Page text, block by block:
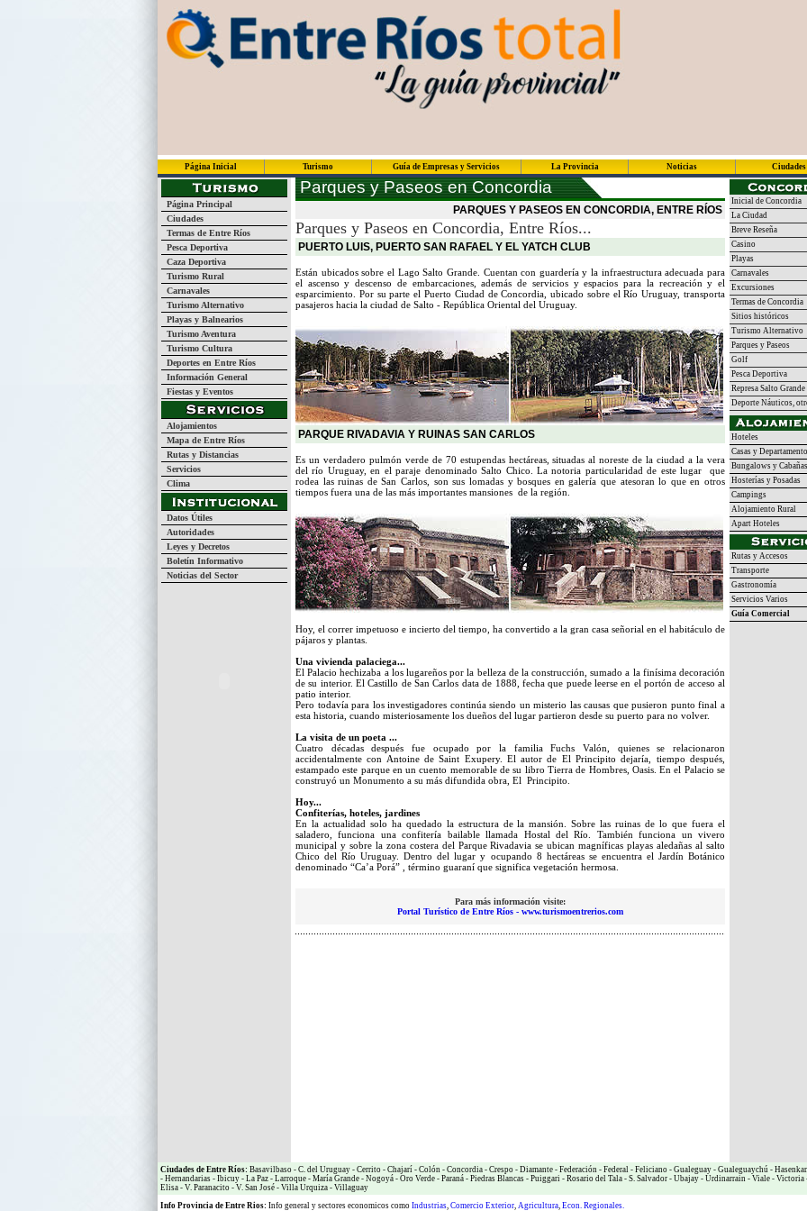
Página Inicial Turismo Guía de Empresas y Servicios La Provincia Noticias Ciudades
Página Principal
Ciudades
Termas de Entre Ríos
Pesca Deportiva
Caza Deportiva
Turismo Rural
Carnavales
Turismo Alternativo
Playas y Balnearios
Turismo Aventura
Turismo Cultura
Deportes en Entre Ríos
Información General
Fiestas y Eventos
Alojamientos
Mapa de Entre Ríos
Rutas y Distancias
Servicios
Clima
Datos Útiles
Autoridades
Leyes y Decretos
Boletín Informativo
Noticias del Sector
Parques y Paseos en Concordia
PARQUES Y PASEOS EN CONCORDIA, ENTRE RÍOS
Parques y Paseos en Concordia, Entre Ríos...
PUERTO LUIS, PUERTO SAN RAFAEL Y EL YATCH CLUB
Están ubicados sobre el Lago Salto Grande. Cuentan con guardería y la infraestructura adecuada para
el ascenso y descenso de embarcaciones, además de servicios y espacios para la recreación y el
esparcimiento. Por su parte el Puerto Ciudad de Concordia, ubicado sobre el Río Uruguay, transporta
pasajeros hacia la ciudad de Salto - República Oriental del Uruguay.
PARQUE RIVADAVIA Y RUINAS SAN CARLOS
Es un verdadero pulmón verde de 70 estupendas hectáreas, situadas al noreste de la ciudad a la vera
del río Uruguay, en el paraje denominado Salto Chico. La notoria particularidad de este lugar que
rodea las ruinas de San Carlos, son sus lomadas y bosques en galería que atesoran lo que en otros
tiempos fuera una de las más importantes mansiones de la región.
Hoy, el correr impetuoso e incierto del tiempo, ha convertido a la gran casa señorial en el habitáculo de
pájaros y plantas.
Una vivienda palaciega...
El Palacio hechizaba a los lugareños por la belleza de la construcción, sumado a la finísima decoración
de su interior. El Castillo de San Carlos data de 1888, fecha que puede leerse en el portón de acceso al
patio interior.
Pero todavía para los investigadores continúa siendo un misterio las causas que pusieron punto final a
esta historia, cuando misteriosamente los dueños del lugar partieron desde su puerto para no volver.
La visita de un poeta ...
Cuatro décadas después fue ocupado por la familia Fuchs Valón, quienes se relacionaron
accidentalmente con Antoine de Saint Exupery. El autor de El Principito dejaría, tiempo después,
estampado este parque en un cuento memorable de su libro Tierra de Hombres, Oasis. En el Palacio se
construyó un Monumento a su más difundida obra, El Principito.
Hoy...
Confiterías, hoteles, jardines
En la actualidad solo ha quedado la estructura de la mansión. Sobre las ruinas de lo que fuera el
saladero, funciona una confitería bailable llamada Hostal del Río. También funciona un vivero
municipal y sobre la zona costera del Parque Rivadavia se ubican magníficas playas aledañas al salto
Chico del Río Uruguay. Dentro del lugar y ocupando 8 hectáreas se encuentra el Jardín Botánico
denominado “Ca’a Porá” , término guaraní que significa vegetación hermosa.
Para más información visite:
Portal Turístico de Entre Ríos - www.turismoentrerios.com
Inicial de Concordia
La Ciudad
Breve Reseña
Casino
Playas
Carnavales
Excursiones
Termas de Concordia
Sitios históricos
Turismo Alternativo
Parques y Paseos
Golf
Pesca Deportiva
Represa Salto Grande
Deporte Náuticos,
Hoteles
Casas y
Bungalows y Cabañas
Hosterías y Posadas
Campings
Alojamiento Rural
Apart Hoteles
Rutas y Accesos
Transporte
Gastronomía
Servicios Varios
Guía Comercial
Ciudades de Entre Ríos: Basavilbaso - C. del Uruguay - Cerrito - Chajarí - Colón - Concordia - Crespo - Diamante - Federación - Federal - Feliciano - Gualeguay - Gualeguaychú -
- Hernandarias - Ibicuy - La Paz - Larroque - María Grande - Nogoyá - Oro Verde - Paraná - Piedras Blancas - Puiggari - Rosario del Tala - S. Salvador - Ubajay - Urdinarrain - Viale - Victoria
Elisa - V. Paranacito - V. San José - Villa Urquiza - Villaguay
Info Provincia de Entre Rios: Info general y sectores economicos como Industrias, Comercio Exterior, Agricultura, Econ. Regionales.